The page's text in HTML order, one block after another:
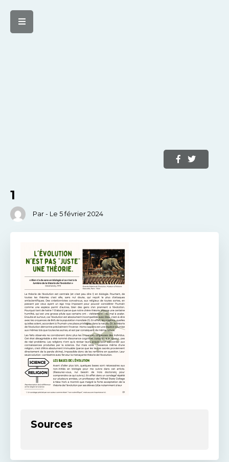
1
Par - Le 5 février 2024
Sources